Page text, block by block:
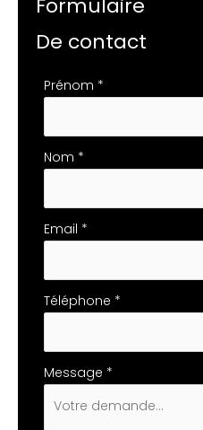
Formulaire
De contact
Formulaire
téléphone
Prénom *
Nom *
Email *
Téléphone *
Message *